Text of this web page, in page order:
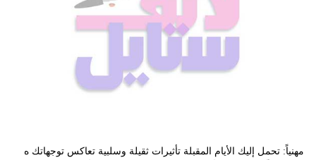
مهنياً: تحمل إليك الأيام المقبلة تأثيرات ثقيلة وسلبية تعاكس توجهاتك ه